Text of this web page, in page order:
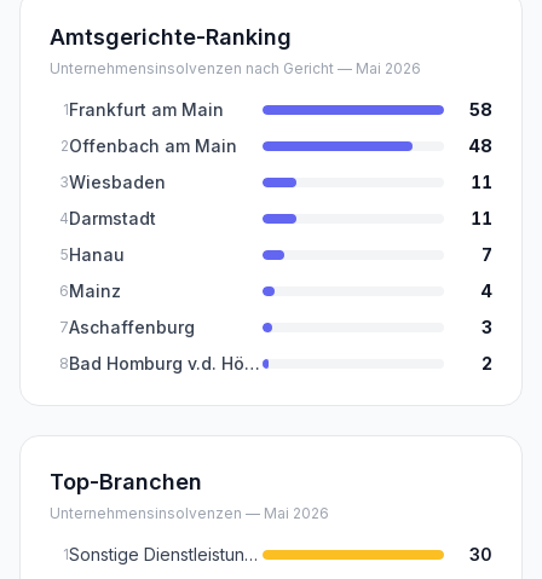
Amtsgerichte-Ranking
Unternehmensinsolvenzen nach Gericht — Mai 2026
1Frankfurt am Main 58
2Offenbach am Main 48
3Wiesbaden 11
4Darmstadt 11
5Hanau 7
6Mainz 4
7Aschaffenburg 3
8 Bad Homburg v.d. Höhe 2
Top-Branchen
Unternehmensinsolvenzen — Mai 2026
1 Sonstige Dienstleistungen (Kultur, Sport, Reinigung, Sicherheit, Wellness) 30